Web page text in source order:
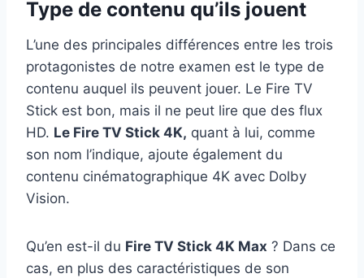
Type de contenu qu’ils jouent
L’une des principales différences entre les trois
protagonistes de notre examen est le type de
contenu auquel ils peuvent jouer. Le Fire TV
Stick est bon, mais il ne peut lire que des flux
HD. Le Fire TV Stick 4K, quant à lui, comme
son nom l’indique, ajoute également du
contenu cinématographique 4K avec Dolby
Vision.
Qu’en est-il du Fire TV Stick 4K Max ? Dans ce
cas, en plus des caractéristiques de son